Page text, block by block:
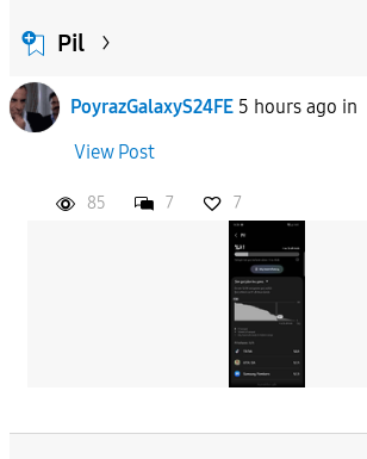
Pil
PoyrazGalaxyS24FE 5 hours ago in
View Post
85 7 7